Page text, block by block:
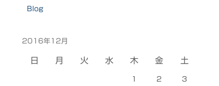
Blog
2016年12月
日 月 火 水 木 金 土
1 2 3